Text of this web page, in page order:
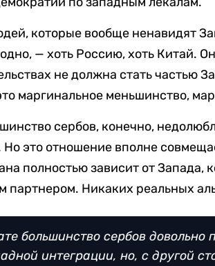
которые вообще ненавидят
— хоть Россию, хоть Китай.
не должна стать частью
маргинальное меньшинство,
сербов, конечно,
это отношение вполне
полностью зависит от Запада,
партнером. Никаких реальных
большинство сербов довольно
интеграции, но, с другой